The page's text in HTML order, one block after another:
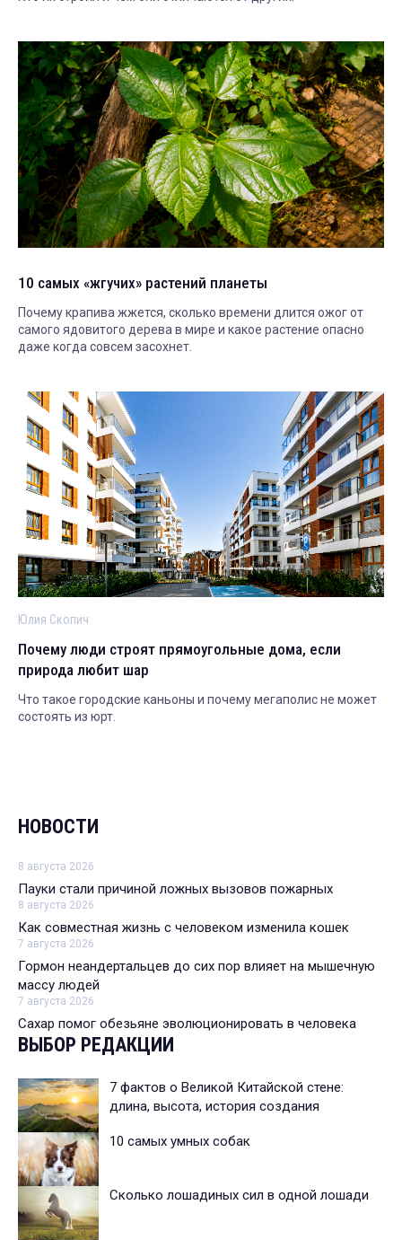
10 самых «жгучих» растений планеты
Почему крапива жжется, сколько времени длится ожог от
самого ядовитого дерева в мире и какое растение опасно
даже когда совсем засохнет.
Юлия Скопич
Почему люди строят прямоугольные дома, если
природа любит шар
Что такое городские каньоны и почему мегаполис не может
состоять из юрт.
НОВОСТИ
8 августа 2026
Пауки стали причиной ложных вызовов пожарных
8 августа 2026
Как совместная жизнь с человеком изменила кошек
7 августа 2026
Гормон неандертальцев до сих пор влияет на мышечную
массу людей
7 августа 2026
Сахар помог обезьяне эволюционировать в человека
ВЫБОР РЕДАКЦИИ
7 фактов о Великой Китайской стене:
длина, высота, история создания
10 самых умных собак
Сколько лошадиных сил в одной лошади